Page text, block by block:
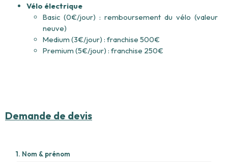
Vélo électrique
Basic (0€/jour) : remboursement du vélo (valeur
neuve)
Medium (3€/jour) : franchise 500€
Premium (5€/jour) : franchise 250€
Demande de devis
1. Nom & prénom